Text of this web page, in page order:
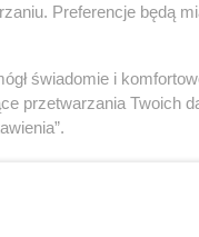
na papieża, Jedna
Preferencje będą
świadomie i
przetwarzania Twoich